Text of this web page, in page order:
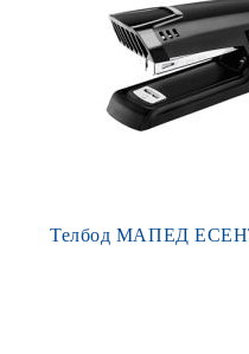
Телбод МАПЕД